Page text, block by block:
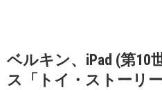
ベルキン、iPad (第10
ス「トイ・ストーリ